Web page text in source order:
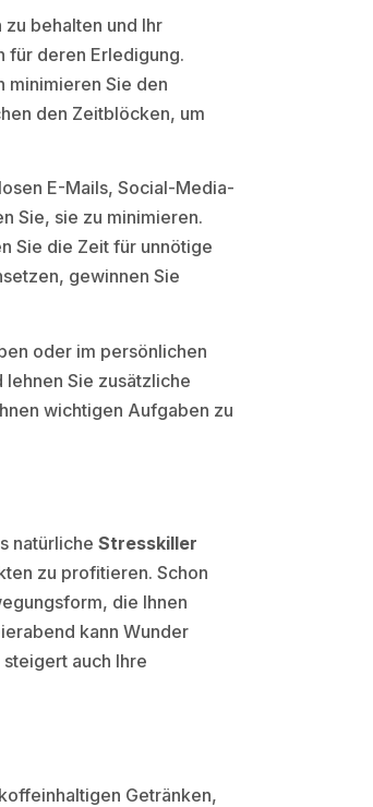
behalten und Ihr
für deren Erledigung.
minimieren Sie den
den Zeitblöcken, um
E-Mails, Social-Media-
Sie, sie zu minimieren.
Sie die Zeit für unnötige
gewinnen Sie
oder im persönlichen
lehnen Sie zusätzliche
wichtigen Aufgaben zu
natürliche Stresskiller
zu profitieren. Schon
die Ihnen
kann Wunder
auch Ihre
Getränken,